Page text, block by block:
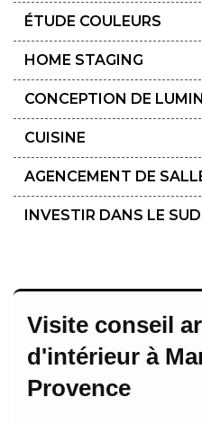
ÉTUDE COULEURS
HOME STAGING
CONCEPTION DE
CUISINE
AGENCEMENT DE
INVESTIR DANS LE
Visite conseil
d'intérieur à
Provence